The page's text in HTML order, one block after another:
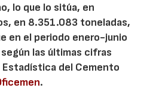
lo que lo sitúa, en
en 8.351.083 toneladas,
en el periodo enero-junio
las últimas cifras
Estadística del Cemento
.